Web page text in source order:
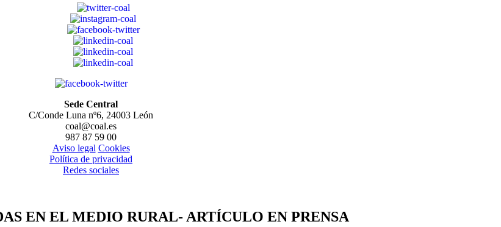
Sede Central
C/Conde Luna nº6, 24003 León
coal@coal.es
987 87 59 00
Aviso legal Cookies
Política de privacidad
Redes sociales
EN EL MEDIO RURAL- ARTÍCULO EN PRENSA